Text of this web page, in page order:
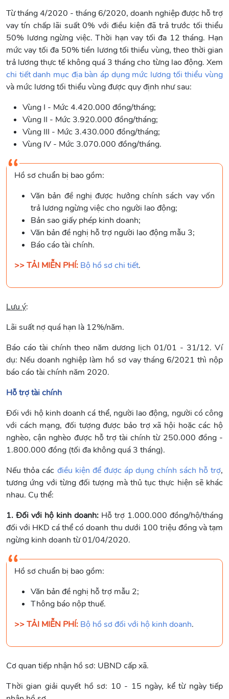
Từ tháng 4/2020 - tháng 6/2020, doanh nghiệp được hỗ trợ
vay tín chấp lãi suất 0% với điều kiện đã trả trước tối thiểu
50% lương ngừng việc. Thời hạn vay tối đa 12 tháng. Hạn
mức vay tối đa 50% tiền lương tối thiểu vùng, theo thời gian
trả lương thực tế không quá 3 tháng cho từng lao động. Xem
chi tiết danh mục địa bàn áp dụng mức lương tối thiểu vùng
và mức lương tối thiểu vùng được quy định như sau:
Vùng I - Mức 4.420.000 đồng/tháng;
Vùng II - Mức 3.920.000 đồng/tháng;
Vùng III - Mức 3.430.000 đồng/tháng;
Vùng IV - Mức 3.070.000 đồng/tháng.
Hồ sơ chuẩn bị bao gồm:
Văn bản đề nghị được hưởng chính sách vay vốn
trả lương ngừng việc cho người lao động;
Bản sao giấy phép kinh doanh;
Văn bản đề nghị hỗ trợ người lao động mẫu 3;
Báo cáo tài chính.
>> TẢI MIỄN PHÍ: Bộ hồ sơ chi tiết.
Lưu ý:
Lãi suất nợ quá hạn là 12%/năm.
Báo cáo tài chính theo năm dương lịch 01/01 - 31/12. Ví
dụ: Nếu doanh nghiệp làm hồ sơ vay tháng 6/2021 thì nộp
báo cáo tài chính năm 2020.
Hỗ trợ tài chính
Đối với hộ kinh doanh cá thể, người lao động, người có công
với cách mạng, đối tượng được bảo trợ xã hội hoặc các hộ
nghèo, cận nghèo được hỗ trợ tài chính từ 250.000 đồng -
1.800.000 đồng (tối đa không quá 3 tháng).
Nếu thỏa các điều kiện để được áp dụng chính sách hỗ trợ,
tương ứng với từng đối tượng mà thủ tục thực hiện sẽ khác
nhau. Cụ thể:
1. Đối với hộ kinh doanh: Hỗ trợ 1.000.000 đồng/hộ/tháng
đối với HKD cá thể có doanh thu dưới 100 triệu đồng và tạm
ngừng kinh doanh từ 01/04/2020.
Hồ sơ chuẩn bị bao gồm:
Văn bản đề nghị hỗ trợ mẫu 2;
Thông báo nộp thuế.
>> TẢI MIỄN PHÍ: Bộ hồ sơ đối với hộ kinh doanh.
Cơ quan tiếp nhận hồ sơ: UBND cấp xã.
Thời gian giải quyết hồ sơ: 10 - 15 ngày, kể từ ngày tiếp